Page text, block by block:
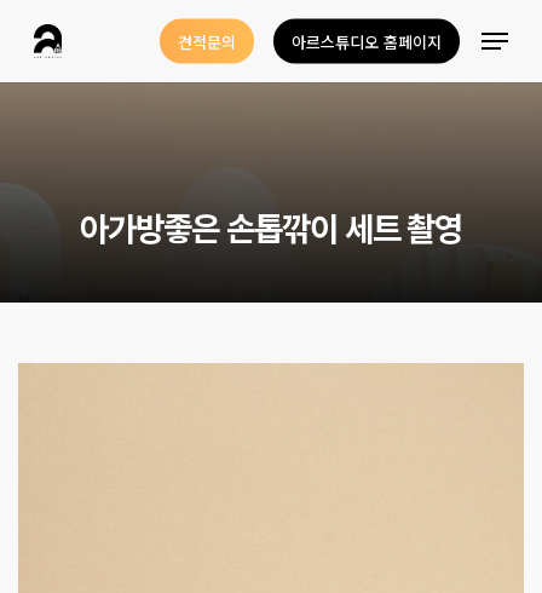
견적문의 아르스튜디오 홈페이지
Menu
아가방좋은손톱깎이 세트촬영
Close